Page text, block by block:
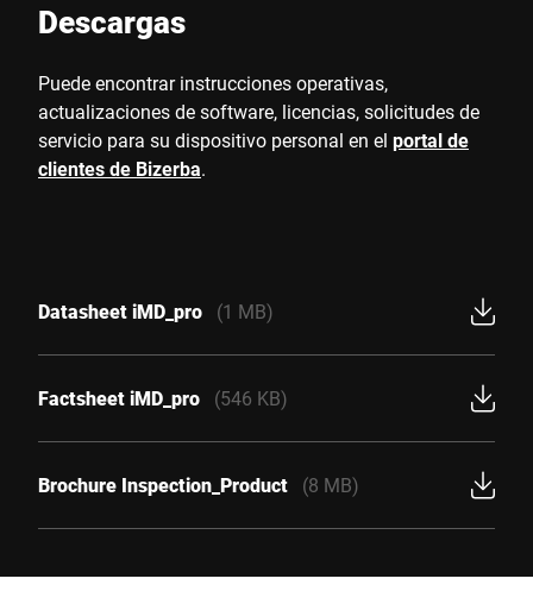
Descargas
Puede encontrar instrucciones operativas,
actualizaciones de software, licencias, solicitudes de
servicio para su dispositivo personal en el portal de
clientes de Bizerba.
Datasheet iMD_pro (1 MB)
Factsheet iMD_pro (546 KB)
Brochure Inspection_Product (8 MB)